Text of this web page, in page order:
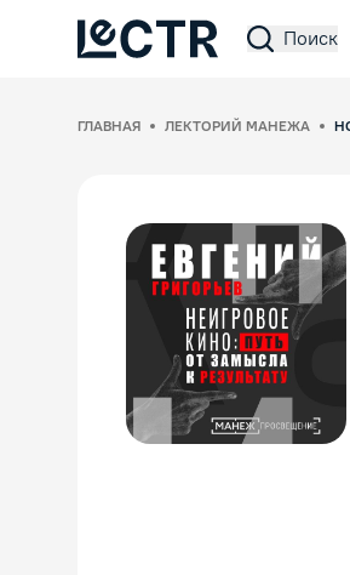
Поиск
ГЛАВНАЯ ЛЕКТОРИЙ МАНЕЖА